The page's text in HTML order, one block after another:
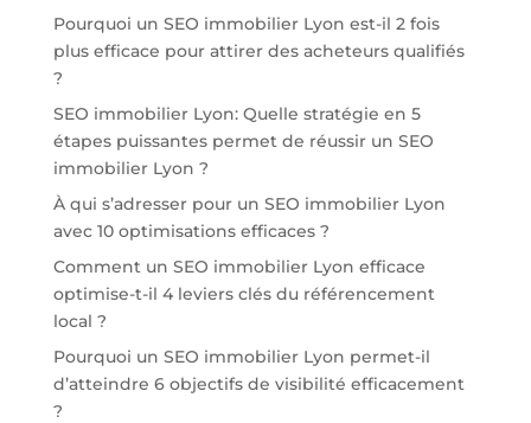
Pourquoi un SEO immobilier Lyon est-il 2 fois
plus efficace pour attirer des acheteurs qualifiés
?
SEO immobilier Lyon: Quelle stratégie en 5
étapes puissantes permet de réussir un SEO
immobilier Lyon ?
À qui s’adresser pour un SEO immobilier Lyon
avec 10 optimisations efficaces ?
Comment un SEO immobilier Lyon efficace
optimise-t-il 4 leviers clés du référencement
local ?
Pourquoi un SEO immobilier Lyon permet-il
d’atteindre 6 objectifs de visibilité efficacement
?